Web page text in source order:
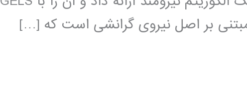
مبتنی بر اصل نیروی گرانشی است که […]